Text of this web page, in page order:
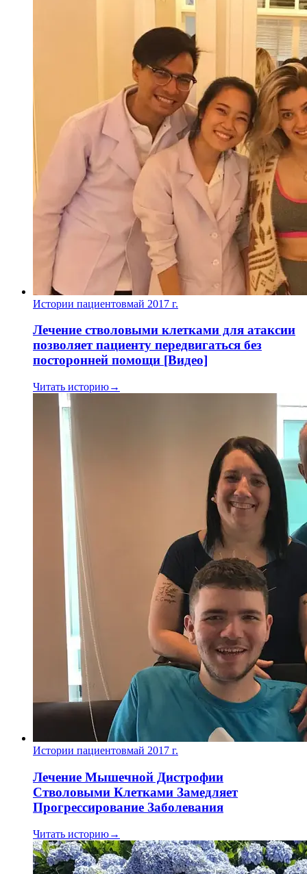
Истории пациентовмай 2017 г.
Лечение стволовыми клетками для атаксии
позволяет пациенту передвигаться без
посторонней помощи [Видео]
Читать историю→
Истории пациентовмай 2017 г.
Лечение Мышечной Дистрофии
Стволовыми Клетками Замедляет
Прогрессирование Заболевания
Читать историю→